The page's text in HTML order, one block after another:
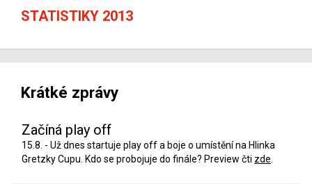
STATISTIKY 2013
Krátké zprávy
Začíná play off
15.8. - Už dnes startuje play off a boje o umístění na Hlinka
Gretzky Cupu. Kdo se probojuje do finále? Preview čti zde